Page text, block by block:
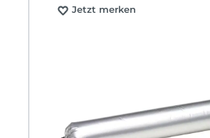
Jetzt merken